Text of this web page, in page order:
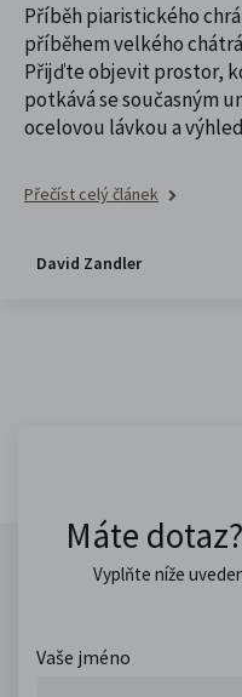
Příběh piaristického
příběhem velkého
Přijďte objevit prostor,
potkává se současným
ocelovou lávkou a
Přečíst celý článek
David Zandler
Máte
Vyplňte níže
Vaše jméno